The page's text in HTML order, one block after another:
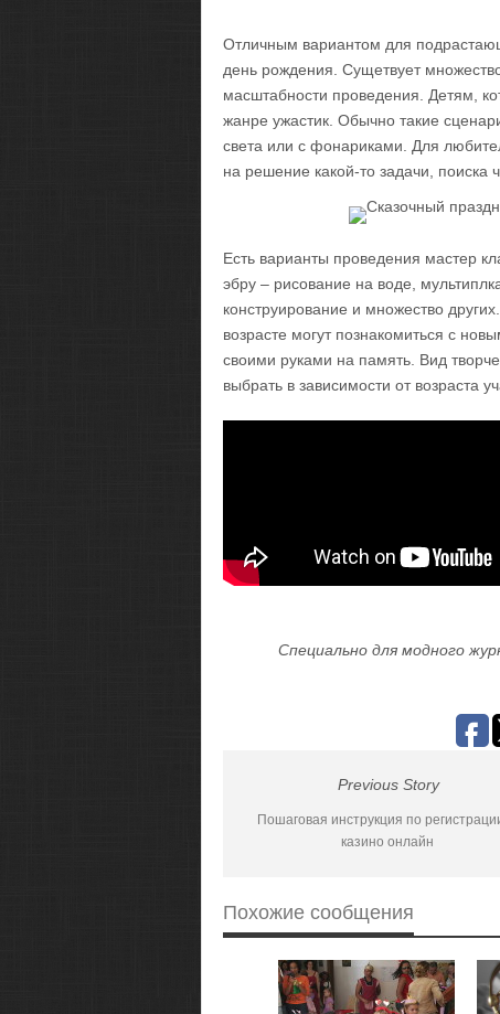
Отличным вариантом для
день рождения. Сущетвует
масштабности проведения. Детям,
жанре ужастик. Обычно такие
света или с фонариками. Для
на решение какой-то задачи, поиска
Есть варианты проведения мастер
эбру – рисование на воде,
конструирование и множество
возрасте могут познакомиться с
своими руками на память. Вид
выбрать в зависимости от возраста
Специально для модного
Previous Story
Пошаговая инструкция по
казино онлайн
Похожие сообщения